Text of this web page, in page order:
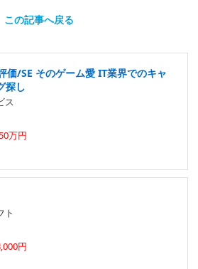
この記事へ戻る
価/SE そのゲーム愛 IT業界でのキャ
探し
ス
万円
ト
円